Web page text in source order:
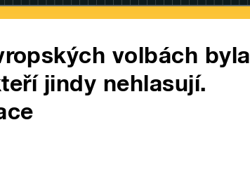
volbách byla
jindy nehlasují.